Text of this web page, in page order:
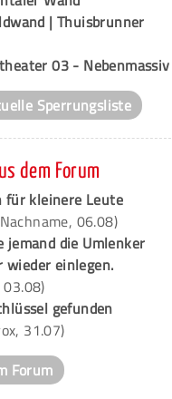
| Thuisbrunner
03 - Nebenmassiv
Sperrungsliste
dem Forum
für kleinere Leute
06.08)
jemand die Umlenker
wieder einlegen.
gefunden
31.07)
Forum